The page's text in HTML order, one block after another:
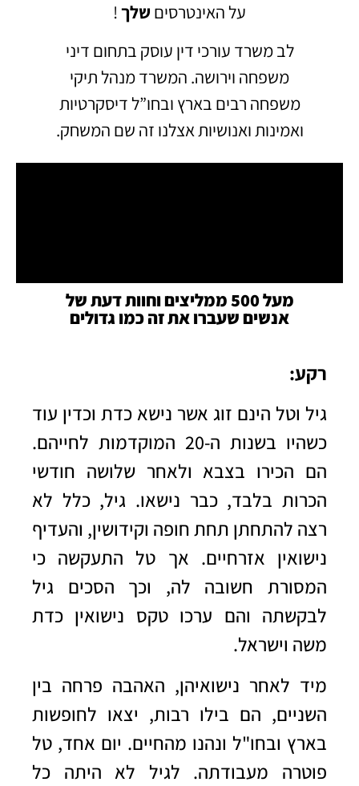
על האינטרסים שלך!
לב משרד עורכי דין עוסק בתחום דיני
משפחה וירושה. המשרד מנהל תיקי
משפחה רבים בארץ ובחו”ל דיסקרטיות
ואמינות ואנושיות אצלנו זה שם המשחק.
מעל 500 ממליצים וחוות דעת של
אנשים שעברו את זה כמו גדולים
רקע:
גיל וטל הינם זוג אשר נישא כדת וכדין עוד
כשהיו בשנות ה-20 המוקדמות לחייהם.
הם הכירו בצבא ולאחר שלושה חודשי
הכרות בלבד, כבר נישאו. גיל, כלל לא
רצה להתחתן תחת חופה וקידושין, והעדיף
נישואין אזרחיים. אך טל התעקשה כי
המסורת חשובה לה, וכך הסכים גיל
לבקשתה והם ערכו טקס נישואין כדת
משה וישראל.
מיד לאחר נישואיהן, האהבה פרחה בין
השניים, הם בילו רבות, יצאו לחופשות
בארץ ובחו"ל ונהנו מהחיים. יום אחד, טל
פוטרה מעבודתה. לגיל לא היתה כל